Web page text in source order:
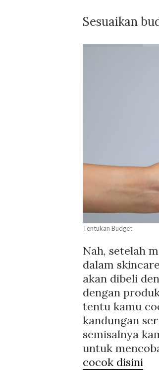
Sesuaikan
Tentukan Budget
Nah, setelah
dalam
akan dibeli
dengan
tentu kamu
kandungan
semisalnya
untuk
cocok disini